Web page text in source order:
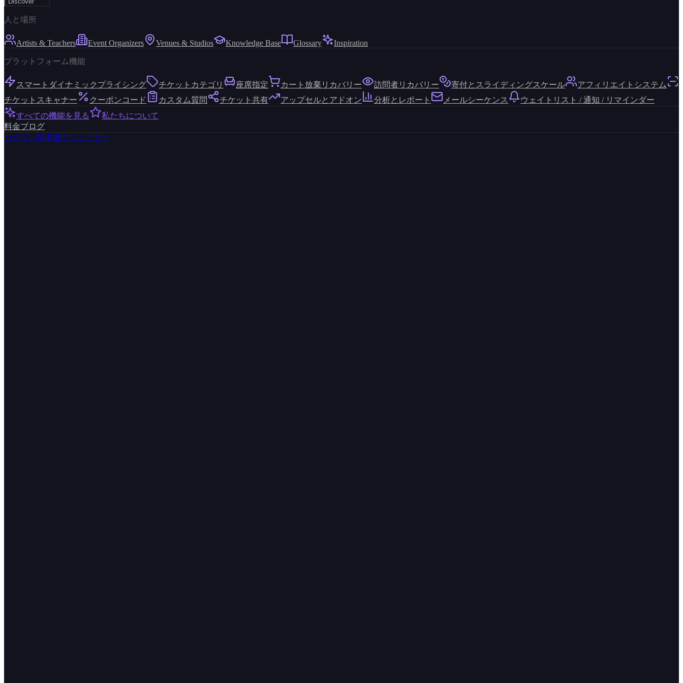
人と場所
Artists & Teachers Event Organizers Venues & Studios Knowledge Base Glossary Inspiration
プラットフォーム機能
スマートダイナミックプライシング チケットカテゴリ 座席指定 カート放棄リカバリー 訪問者リカバリー 寄付とスライディングスケール
アフィリエイトシステム
チケットスキャナー
クーポンコード カスタム質問 チケット共有 アップセルとアドオン 分析とレポート メールシーケンス
ウェイトリスト / 通知 / リマインダー
すべての機能を見る
私たちについて
料金ブログ
ログイン探求者クリエイター